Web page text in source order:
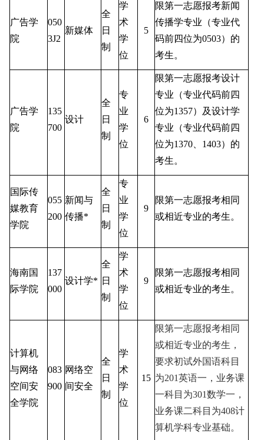
广告学
院
050
3J2
新媒体
全
日
制
学
术
学
位
5
限第一志愿报考新闻
传播学专业（专业代
码前四位为0503）的
考生。
广告学
院
135
700
设计
全
日
制
专
业
学
位
6
限第一志愿报考设计
专业（专业代码前四
位为1357）及设计学
专业（专业代码前四
位为1370 1403）的
考生。
国际传
媒教育
学院
055
200
新闻与
传播*
全
日
制
专
业
学
位
9
限第一志愿报考相同
或相近专业的考生。
海南国
际学院
137
000
设计学*
全
日
制
学
术
学
位
9
限第一志愿报考相同
或相近专业的考生。
计算机
与网络
空间安
全学院
083
900
网络空
间安全
全
日
制
学
术
学
位
15
限第一志愿报考相同
或相近专业的考生，
要求初试外国语科目
为201英语一，业务课
一科目为301数学一，
业务课二科目为408计
算机学科专业基础。